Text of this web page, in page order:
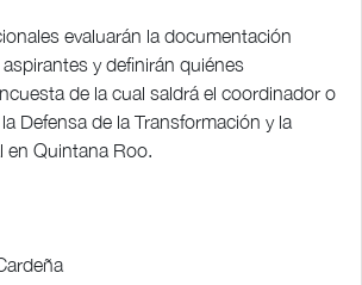
evaluarán la documentación
y definirán quiénes
de la cual saldrá el coordinador o
Defensa de la Transformación y la
en Quintana Roo.